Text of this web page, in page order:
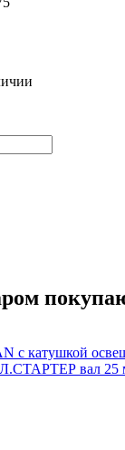
с катушкой
вал 25